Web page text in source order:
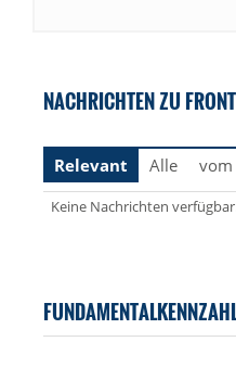
NACHRICHTEN ZU
Relevant
Alle vom
Keine Nachrichten